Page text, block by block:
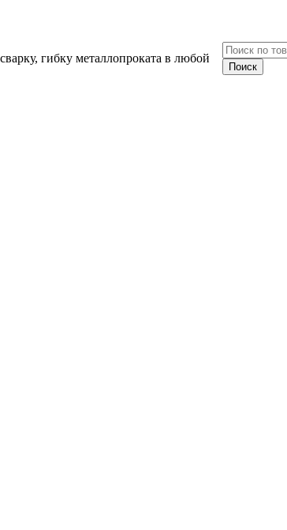
гибку металлопроката в любой